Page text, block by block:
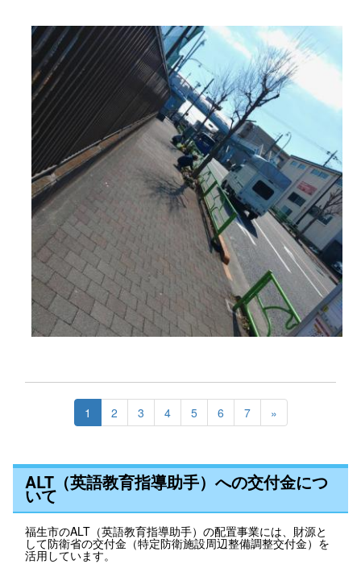
1 2 3 4 5 6 7 »
ALT（英語教育指導助手）への交付金につ
いて
福生市のALT（英語教育指導助手）の配置事業には、財源と
して防衛省の交付金（特定防衛施設周辺整備調整交付金）を
活用しています。